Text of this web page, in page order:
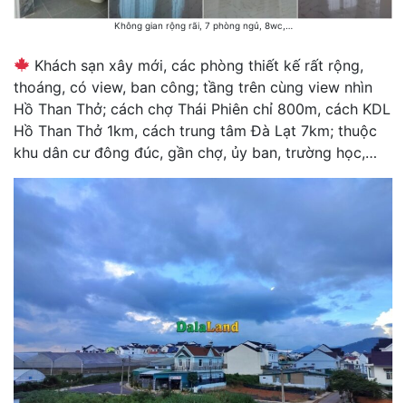
Không gian rộng rãi, 7 phòng ngủ, 8wc,…
Khách sạn xây mới, các phòng thiết kế rất rộng,
thoáng, có view, ban công; tầng trên cùng view nhìn
Hồ Than Thở; cách chợ Thái Phiên chỉ 800m, cách KDL
Hồ Than Thở 1km, cách trung tâm Đà Lạt 7km; thuộc
khu dân cư đông đúc, gần chợ, ủy ban, trường học,…